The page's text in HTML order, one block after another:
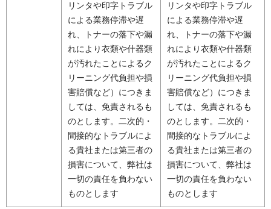
リンタや印字トラブル
による業務停滞や遅
れ、トナーの落下や漏
れにより衣類や什器類
が汚れたことによるク
リーニング代負担や損
害賠償など）につきま
しては、免責されるも
のとします。二次的・
間接的なトラブルによ
る貴社または第三者の
損害について、弊社は
一切の責任を負わない
ものとします
リンタや印字トラブル
による業務停滞や遅
れ、トナーの落下や漏
れにより衣類や什器類
が汚れたことによるク
リーニング代負担や損
害賠償など）につきま
しては、免責されるも
のとします。二次的・
間接的なトラブルによ
る貴社または第三者の
損害について、弊社は
一切の責任を負わない
ものとします